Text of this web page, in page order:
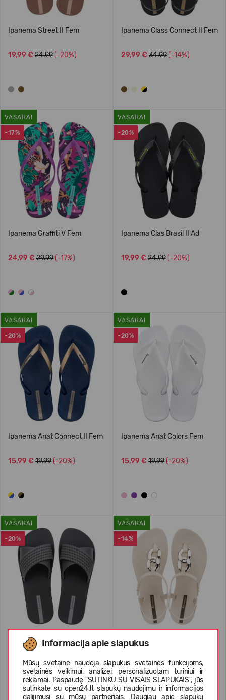
Informacija apie slapukus
Mūsų svetainė naudoja slapukus svetainės funkcijoms,
svetainės veikimui, analizei, personalizuotam turiniui ir
reklamai. Paspaudę "SUTINKU SU VISAIS SLAPUKAIS", jūs
sutinkate su open24.lt slapukų naudojimu ir informacijos
dalijimusi su mūsų partneriais. Daugiau apie slapukų
Ipanema Street II Fem
19,99 € 24.99 (-20%)
Ipanema Class Connect II Fem
29,99 € 34.99 (-14%)
-17%
VASARAI
Ipanema Graffiti V Fem
24,99 € 29.99 (-17%)
-20%
VASARAI
Ipanema Clas Brasil II Ad
19,99 € 24.99 (-20%)
-20%
VASARAI
Ipanema Anat Connect II Fem
15,99 € 19.99 (-20%)
-20%
VASARAI
Ipanema Anat Colors Fem
15,99 € 19.99 (-20%)
-20%
VASARAI
Ipanema Street II Fem
19,99 €24.99(-20%)
-14%
VASARAI
Ipanema Class Connect II Fem
29,99 €34.99 (-14%)